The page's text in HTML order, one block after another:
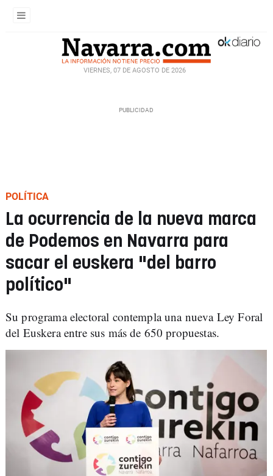
VIERNES, 07 DE AGOSTO DE 2026
POLÍTICA
La ocurrencia de la nueva marca
de Podemos en Navarra para
sacar el euskera "del barro
político"
Su programa electoral contempla una nueva Ley Foral
del Euskera entre sus más de 650 propuestas.